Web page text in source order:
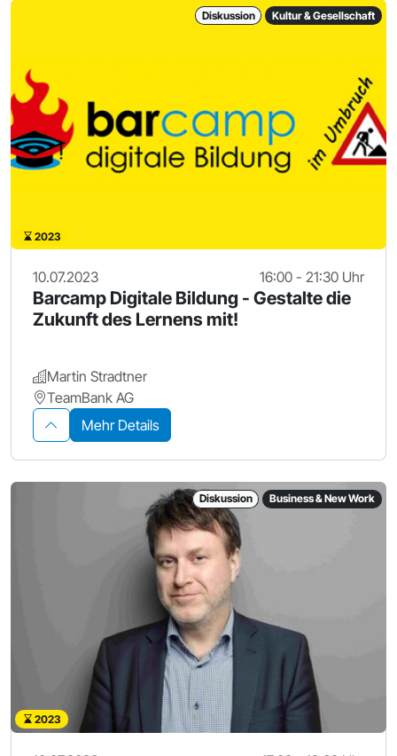
Diskussion Kultur & Gesellschaft
2023
10.07.2023 16:00 - 21:30 Uhr
Barcamp Digitale Bildung - Gestalte die
Zukunft des Lernens mit!
Martin Stradtner
TeamBank AG
Mehr Details
Diskussion Business & New Work
2023